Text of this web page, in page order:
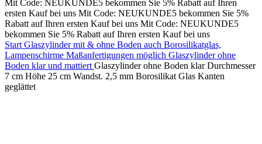
Mit Code: NEUKUNDE5 bekommen Sie 5% Rabatt auf Ihren
ersten Kauf bei uns Mit Code: NEUKUNDE5 bekommen Sie 5%
Rabatt auf Ihren ersten Kauf bei uns Mit Code: NEUKUNDE5
bekommen Sie 5% Rabatt auf Ihren ersten Kauf bei uns
Start Glaszylinder mit & ohne Boden auch Borosilikatglas,
Lampenschirme Maßanfertigungen möglich Glaszylinder ohne
Boden klar und mattiert Glaszylinder ohne Boden klar Durchmesser
7 cm Höhe 25 cm Wandst. 2,5 mm Borosilikat Glas Kanten
geglättet